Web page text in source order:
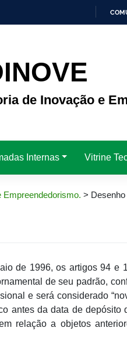
de Inovação e
Internas Vitrine
Empreendedorismo. >
de 1996, os artigos 94 e
de seu padrão,
e será considerado
antes da data de depósito
relação a objetos